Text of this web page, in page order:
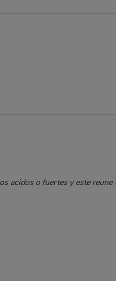
acidos o fuertes y este reune